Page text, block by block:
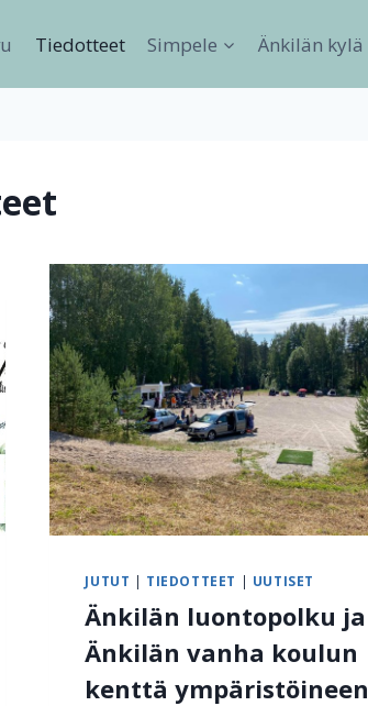
Tiedotteet Simpele Änkilän kylä
JUTUT | TIEDOTTEET | UUTISET
Änkilän luontopolku ja
Änkilän vanha koulun
kenttä ympäristöineen